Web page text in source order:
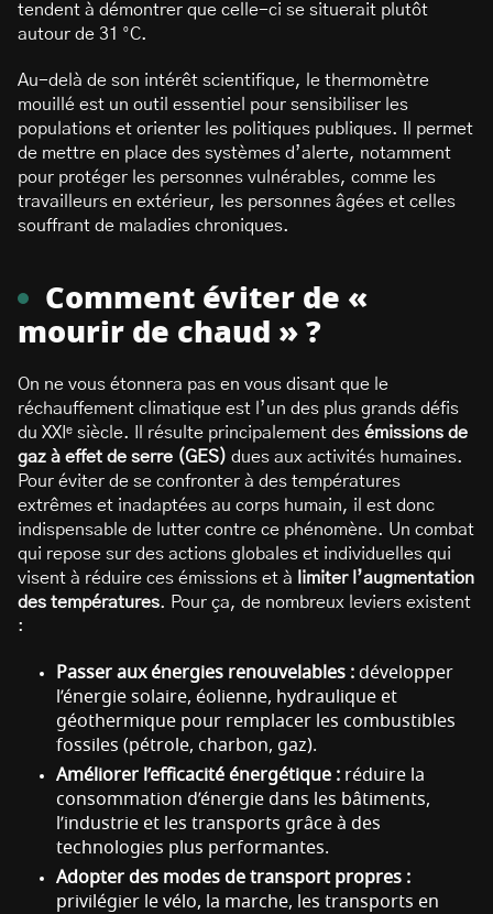
tendent à démontrer que celle-ci se situerait plutôt
autour de 31 °C.
Au-delà de son intérêt scientifique, le thermomètre
mouillé est un outil essentiel pour sensibiliser les
populations et orienter les politiques publiques. Il permet
de mettre en place des systèmes d’alerte, notamment
pour protéger les personnes vulnérables, comme les
travailleurs en extérieur, les personnes âgées et celles
souffrant de maladies chroniques.
Comment éviter de «
mourir de chaud » ?
On ne vous étonnera pas en vous disant que le
réchauffement climatique est l’un des plus grands défis
du XXIᵉ siècle. Il résulte principalement des émissions de
gaz à effet de serre (GES) dues aux activités humaines.
Pour éviter de se confronter à des températures
extrêmes et inadaptées au corps humain, il est donc
indispensable de lutter contre ce phénomène. Un combat
qui repose sur des actions globales et individuelles qui
visent à réduire ces émissions et à
limiter l’augmentation
des températures. Pour ça, de nombreux leviers existent
:
Passer aux énergies renouvelables : développer
l’énergie solaire, éolienne, hydraulique et
géothermique pour remplacer les combustibles
fossiles (pétrole, charbon, gaz).
Améliorer l’efficacité énergétique : réduire la
consommation d’énergie dans les bâtiments,
l’industrie et les transports grâce à des
technologies plus performantes.
Adopter des modes de transport propres :
privilégier le vélo, la marche, les transports en